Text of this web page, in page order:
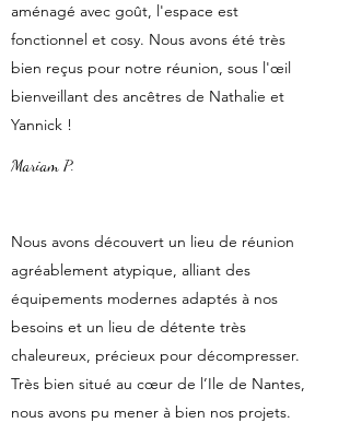
aménagé avec goût, l'espace est
fonctionnel et cosy. Nous avons été très
bien reçus pour notre réunion, sous l'œil
bienveillant des ancêtres de Nathalie et
Yannick !
Mariam P.
Nous avons découvert un lieu de réunion
agréablement atypique, alliant des
équipements modernes adaptés à nos
besoins et un lieu de détente très
chaleureux, précieux pour décompresser.
Très bien situé au cœur de l’Ile de Nantes,
nous avons pu mener à bien nos projets.